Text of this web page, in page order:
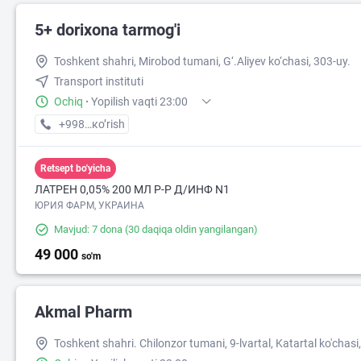
5+ dorixona tarmog'i
Toshkent shahri, Mirobod tumani, G‘.Aliyev ko‘chasi, 303-uy.
Transport instituti
Ochiq · Yopilish vaqti 23:00
+998 (71) XXX-XX-XX
кo’rish
Retsept bo'yicha
ЛАТРЕН 0,05% 200 МЛ Р-Р Д/ИНФ N1
ЮРИЯ ФАРМ, УКРАИНА
Mavjud: 7 dona (30 daqiqa oldin yangilangan)
49 000 so'm
Akmal Pharm
Toshkent shahri. Chilonzor tumani, 9-lvartal, Katartal